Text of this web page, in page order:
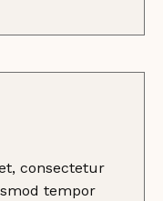
consectetur
tempor